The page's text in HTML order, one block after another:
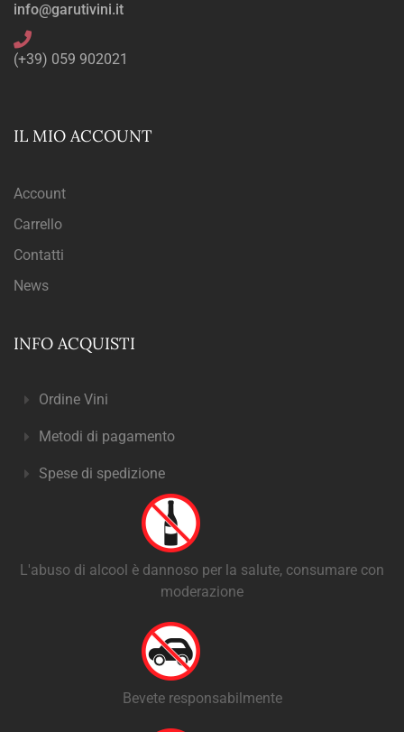
info@garutivini.it
(+39) 059 902021
IL MIO ACCOUNT
Account
Carrello
Contatti
News
INFO ACQUISTI
Ordine Vini
Metodi di pagamento
Spese di spedizione
L'abuso di alcool è dannoso per la salute, consumare con
moderazione
Bevete responsabilmente